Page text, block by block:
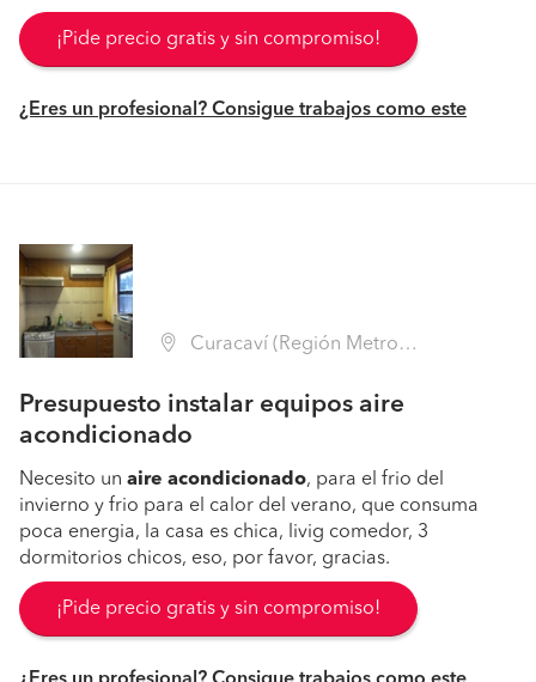
¡Pide precio gratis y sin compromiso!
¿Eres un profesional? Consigue trabajos como este
Curacaví (Región Metropolitana - Melipilla)
Presupuesto instalar equipos aire
acondicionado
Necesito un aire acondicionado, para el frio del
invierno y frio para el calor del verano, que consuma
poca energia, la casa es chica, livig comedor, 3
dormitorios chicos, eso, por favor, gracias.
¡Pide precio gratis y sin compromiso!